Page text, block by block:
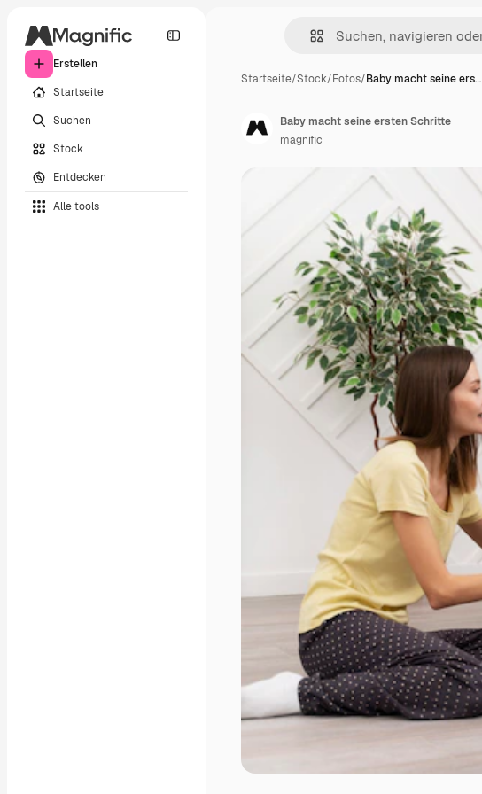
Erstellen
Startseite
Suchen
Stock
Entdecken
Alle tools
Startseite/Stock/Fotos/Baby macht seine ers…
Baby macht seine ersten Schritte
magnific